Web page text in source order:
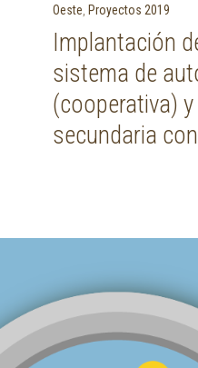
Oeste Proyectos 2019
Implantación
sistema de
(cooperativa)
secundaria